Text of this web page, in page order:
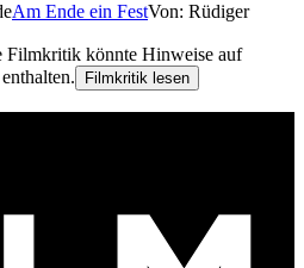
Am Ende ein FestVon: Rüdiger
Filmkritik könnte Hinweise auf
Filmkritik lesen